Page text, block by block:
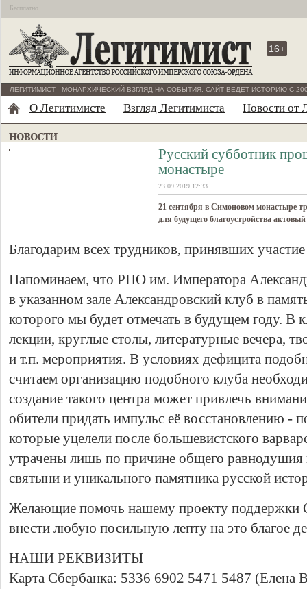
Бесплатно
16+
ЛЕГИТИМИСТ - МОНАРХИЧЕСКИЙ ВЗГЛЯД НА СОБЫТИЯ. САЙТ ВЕДЁТ ИСТОРИЮ С
О Легитимисте Взгляд Легитимиста Новости от
Русский субботник
монастыре
23.09.2019 12:33
21 сентября в Симоновом монастыре
для будущего благоустройства
Благодарим всех трудников, принявших
Напоминаем, что РПО им. Императора
в указанном зале Александровский клуб в
которого мы будет отмечать в будущем году. В
лекции, круглые столы, литературные вечера,
и т.п. мероприятия. В условиях дефицита
считаем организацию подобного клуба
создание такого центра может привлечь
обители придать импульс её восстановлению -
которые уцелели после большевистского
утрачены лишь по причине общего равнодушия
святыни и уникального памятника русской
Желающие помочь нашему проекту поддержки
внести любую посильную лепту на это благое
НАШИ РЕКВИЗИТЫ
Карта Сбербанка: 5336 6902 5471 5487 (Елена